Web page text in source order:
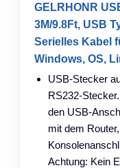
GELRHONR
3M/9.8Ft, USB
Serielles Kabel
Windows, OS,
USB-Stecker
RS232-
den USB-
mit dem
Achtung: Kein